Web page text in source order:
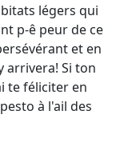
légers qui
p-ê peur de ce
et en
arrivera! Si ton
te féliciter en
à l'ail des